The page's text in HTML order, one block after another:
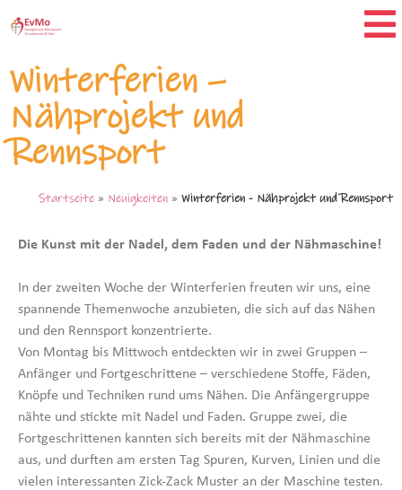
Winterferien –
Nähprojekt und
Rennsport
Startseite » Neuigkeiten » Winterferien - Nähprojekt und Rennsport
Die Kunst mit der Nadel, dem Faden und der Nähmaschine!
In der zweiten Woche der Winterferien freuten wir uns, eine
spannende Themenwoche anzubieten, die sich auf das Nähen
und den Rennsport konzentrierte.
Von Montag bis Mittwoch entdeckten wir in zwei Gruppen –
Anfänger und Fortgeschrittene – verschiedene Stoffe, Fäden,
Knöpfe und Techniken rund ums Nähen. Die Anfängergruppe
nähte und stickte mit Nadel und Faden. Gruppe zwei, die
Fortgeschrittenen kannten sich bereits mit der Nähmaschine
aus, und durften am ersten Tag Spuren, Kurven, Linien und die
vielen interessanten Zick-Zack Muster an der Maschine testen.